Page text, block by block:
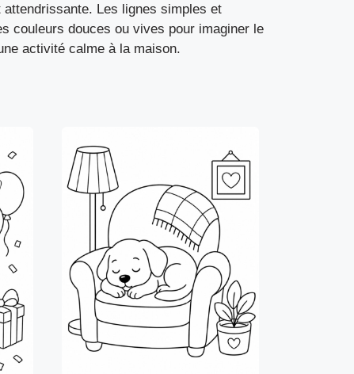
Les lignes simples et
couleurs douces ou vives pour imaginer le
activité calme à la maison.